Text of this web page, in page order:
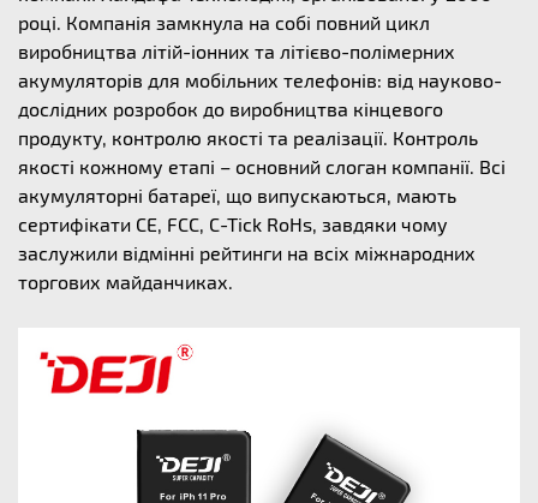
році. Компанія замкнула на собі повний цикл
виробництва літій-іонних та літієво-полімерних
акумуляторів для мобільних телефонів: від науково-
дослідних розробок до виробництва кінцевого
продукту, контролю якості та реалізації. Контроль
якості кожному етапі – основний слоган компанії. Всі
акумуляторні батареї, що випускаються, мають
сертифікати CE, FCC, C-Tick RoHs, завдяки чому
заслужили відмінні рейтинги на всіх міжнародних
торгових майданчиках.